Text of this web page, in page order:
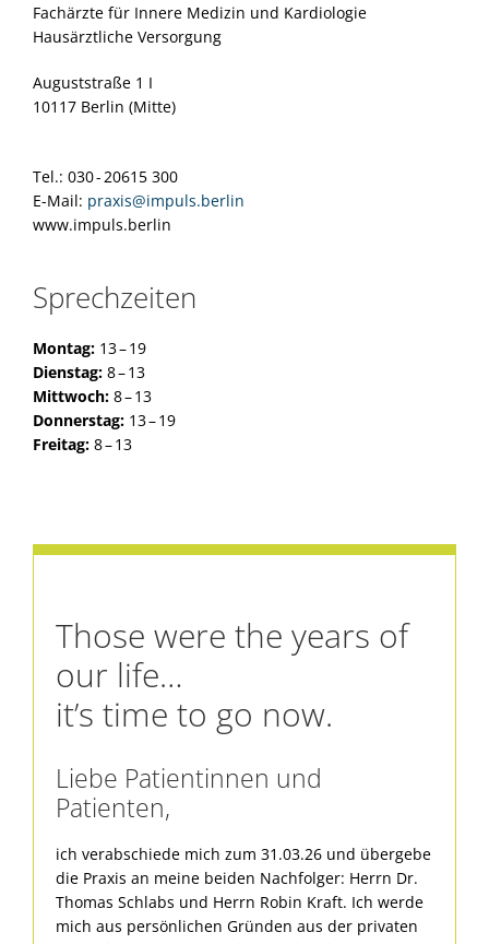
Fachärzte für Innere Medizin und Kardiologie
Hausärztliche Versorgung
Auguststraße 1 I
10117 Berlin (Mitte)
Tel.: 030 - 20615 300
E-Mail: praxis@impuls.berlin
www.impuls.berlin
Sprechzeiten
Montag:13 – 19
Dienstag: 8 – 13
Mittwoch:8 – 13
Donnerstag: 13 – 19
Freitag: 8 – 13
Those were the years of
our life…
it’s time to go now.
Liebe Patientinnen und
Patienten,
ich verabschiede mich zum 31.03.26 und übergebe
die Praxis an meine beiden Nachfolger: Herrn Dr.
Thomas Schlabs und Herrn Robin Kraft. Ich werde
mich aus persönlichen Gründen aus der privaten